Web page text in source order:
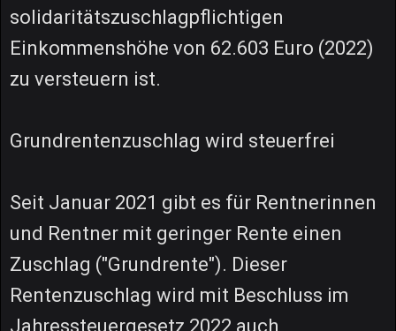
solidaritätszuschlagpflichtigen
Einkommenshöhe von 62.603 Euro (2022)
zu versteuern ist.
Grundrentenzuschlag wird steuerfrei
Seit Januar 2021 gibt es für Rentnerinnen
und Rentner mit geringer Rente einen
Zuschlag ("Grundrente"). Dieser
Rentenzuschlag wird mit Beschluss im
Jahressteuergesetz 2022 auch